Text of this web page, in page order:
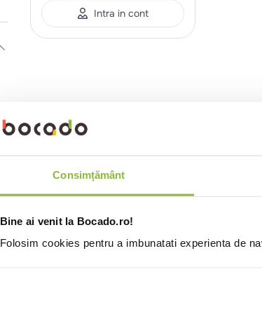
Consimțământ
Bine ai venit la Bocado.ro!
Folosim cookies pentru a imbunatati experienta de
Intra in cont